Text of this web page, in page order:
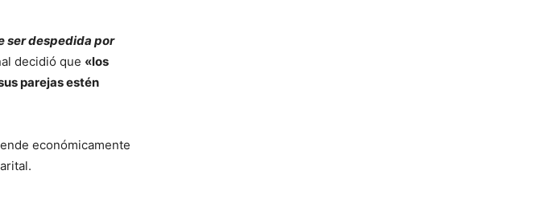
ser despedida por
decidió que «los
parejas estén
económicamente